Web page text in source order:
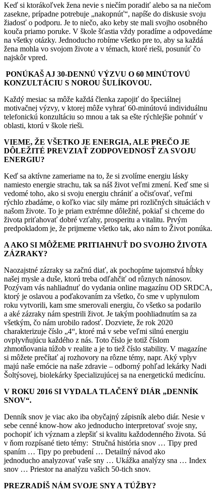
Keď si ktorákoľvek žena nevie s niečím poradiť alebo sa na niečom
zasekne, prípadne potrebuje „nakopnúť“, napíše do diskusie svoju
žiadosť o podporu. Je to niečo, ako keby ste mali svojho osobného
kouča priamo poruke. V škole šťastia vždy poradíme a odpovedáme
na všetky otázky. Jednoducho robíme všetko pre to, aby sa každá
žena mohla vo svojom živote a v témach, ktoré rieši, posunúť čo
najskôr vpred.
PONÚKAŠ AJ 30-DENNÚ VÝZVU O 60 MINÚTOVÚ
KONZULTÁCIU S NOROU ŠULÍKOVOU.
Každý mesiac sa môže každá členka zapojiť do špeciálnej
motivačnej výzvy, v ktorej môže vyhrať 60-minútovú individuálnu
telefonickú konzultáciu so mnou a tak sa ešte rýchlejšie pohnúť v
oblasti, ktorú v škole rieši.
VIEME, ŽE VŠETKO JE ENERGIA, ALE PREČO JE
DÔLEŽITÉ PREVZIAŤ ZODPOVEDNOSŤ ZA SVOJU
ENERGIU?
Keď sa aktívne zameriame na to, že si zvolíme energiu lásky
namiesto energie strachu, tak sa náš život veľmi zmení. Keď sme si
vedomé toho, ako si svoju energiu chrániť a očisťovať, veľmi
rýchlo zbadáme, o koľko viac sily máme pri rozličných situáciách v
našom živote. To je priam extrémne dôležité, pokiaľ si chceme do
života priťahovať dobré vzťahy, prosperitu a vitalitu. Prvým
predpokladom je, že prijmeme všetko tak, ako nám to Život ponúka.
A AKO SI MÔŽEME PRITIAHNUŤ DO SVOJHO ŽIVOTA
ZÁZRAKY?
Naozajstné zázraky sa začnú diať, ak pochopíme tajomstvá hĺbky
našej mysle a duše, ktorú treba odľahčiť od rôznych nánosov.
Pozývam vás nahliadnuť do vydania online magazínu OD SRDCA,
ktorý je oslavou a poďakovaním za všetko, čo sme v uplynulom
roku vytvorili, kam sme smerovali energiu, čo všetko sa podarilo
a aké zázraky nám spestrili život. Je takým poohliadnutím sa za
všetkým, čo nám urobilo radosť. Dozviete, že rok 2020
charakterizuje číslo „4“, ktoré má v sebe veľmi silnú energiu
ovplyvňujúcu každého z nás. Toto číslo je totiž číslom
zhmotňovania túžob v realite a je to tiež číslo stability. V magazíne
si môžete prečítať aj rozhovory na rôzne témy, napr. Aký vplyv
majú naše emócie na naše zdravie – odborný pohľad lekárky Nadi
Šoltýsovej, biolekárky špecializujúcej sa na energetickú medicínu.
V ROKU 2016 SI VYDALA TLAČENÝ DIÁR „DENNÍK
SNOV“.
Denník snov je viac ako iba obyčajný zápisník alebo diár. Nesie v
sebe cenné know-how ako jednoducho interpretovať svoje sny,
pochopiť ich význam a zlepšiť si kvalitu každodenného života. Sú
v ňom rozpísané tieto témy: Stručná história snov … Tipy pred
spaním … Tipy po prebudení … Detailný návod ako
jednoducho analyzovať vaše sny … Ukážka analýzy sna … Index
snov … Priestor na analýzu vašich 50-tich snov.
PREZRADÍŠ NÁM SVOJE SNY A TÚŽBY?